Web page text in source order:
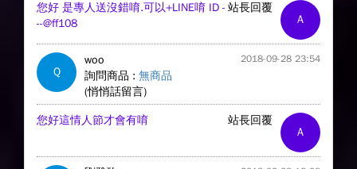
A
站長回覆
您好 是專人送沒錯唷.可以+LINE唷 ID -
--@ff108
Q
woo 2018-09-28 23:54
詢問商品 : 無商品
(悄悄話留言)
A
站長回覆
您好這情人節才會有唷